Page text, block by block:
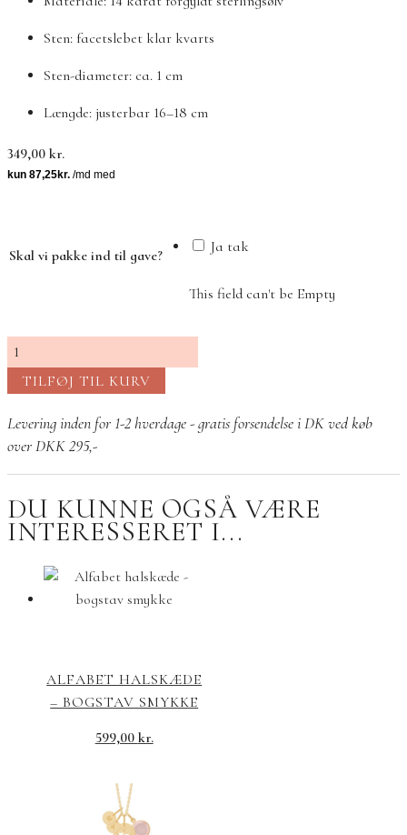
Sten: facetslebet klar kvarts
Sten-diameter: ca. 1 cm
Længde: justerbar 16–18 cm
349,00 kr.
Skal vi pakke ind til gave? Ja tak
This field can't be Empty
Elegant
armbånd
med
facetslebet
TILFØJ TIL KURV
Levering inden for 1-2 hverdage - gratis forsendelse i DK ved køb
over DKK 295,-
DU KUNNE OGSÅ VÆRE
INTERESSERET I...
ALFABET HALSKÆDE
– BOGSTAV SMYKKE
599,00 kr.